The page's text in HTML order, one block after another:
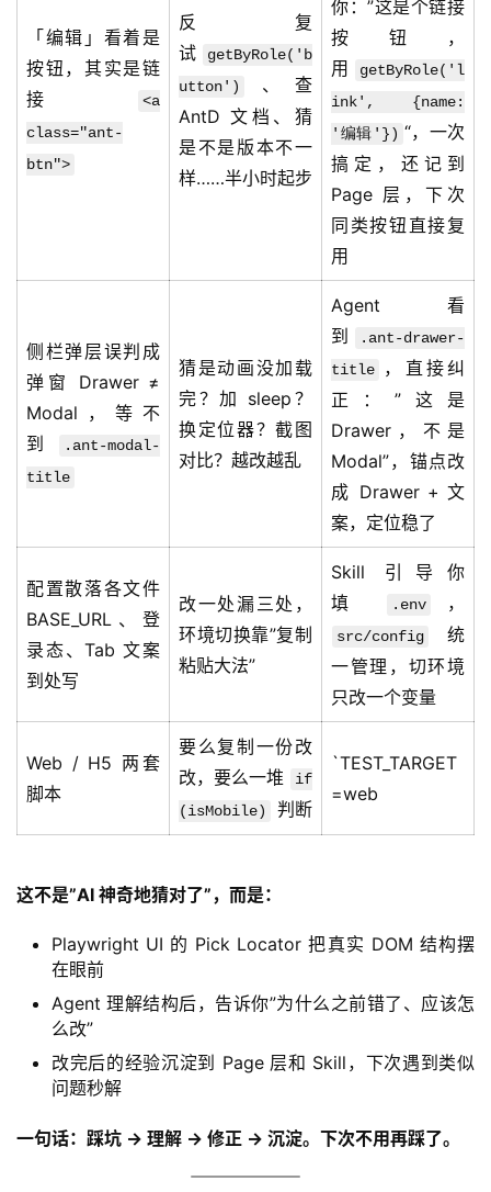
「编辑」看着是
按钮，其实是链
接
<a
class="ant-
btn">
反复
试
getByRole('b
utton')
、查
AntD 文档、猜
是不是版本不一
样……半小时起步
你：”这是个链接
按钮，
用
getByRole('l
ink', {name:
'编辑'}) “，一次
搞定，还记到
Page 层，下次
同类按钮直接复
用
侧栏弹层误判成
弹窗 Drawer ≠
Modal，等不
到
.ant-modal-
title
猜是动画没加载
完？加 sleep？
换定位器？截图
对比？越改越乱
Agent 看
到
.ant-drawer-
title
，直接纠
正：”这是
Drawer，不是
Modal”，锚点改
成 Drawer + 文
案，定位稳了
配置散落各文件
BASE_URL、登
录态、Tab 文案
到处写
改一处漏三处，
环境切换靠”复制
粘贴大法”
Skill 引导你
填
.env ，
src/config
统
一管理，切环境
只改一个变量
Web / H5 两套
脚本
要么复制一份改
改，要么一堆
if
(isMobile)
判断
`TEST_TARGET
=web
这不是”AI 神奇地猜对了”，而是：
Playwright UI 的 Pick Locator 把真实 DOM 结构摆
在眼前
Agent 理解结构后，告诉你”为什么之前错了、应该怎
么改”
改完后的经验沉淀到 Page 层和 Skill，下次遇到类似
问题秒解
一句话：踩坑 → 理解 → 修正 → 沉淀。下次不用再踩了。